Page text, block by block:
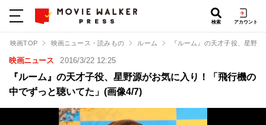
検索 アカウント
映画TOP 映画ニュース・読みもの ルーム 『ルーム』の天才子役、星野
映画ニュース 2016/3/22 12:25
『ルーム』の天才子役、星野源がお気に入り！「飛行機の
中でずっと聴いてた」(画像4/7)